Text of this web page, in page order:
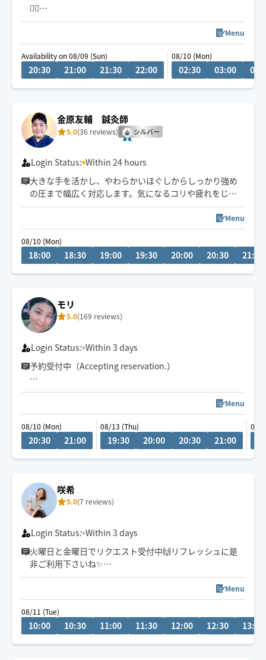
💆‍♂️
💬シフト外の日時やメニューのご相談はチャットにてお
問い合わせください。
調整可能な際は出来る限り対応させていただきます
※他店舗での勤務もあり、施術中は返信や承諾が遅くな
りますのでご了承ください🙇
Menu
Availability on 08/09 (Sun)
20:30 21:00 21:30 22:00
08/10 (Mon)
02:30 03:00
金原友輔 鍼灸師
5.0(36 reviews) シルバー
Login Status: Within 24 hours
大きな手を活かし、やわらかいほぐしからしっかり強め
の圧まで幅広く対応します。気になるコリや疲れをじっ
くり癒す施術が得意です。強さや重点箇所は遠慮なくお
伝えください。リラックスできる時間をご提供します。
訪問鍼灸やその他ホググ以外での施術中の場合、ご予約
の承認が遅れる場合がございます。
Menu
08/10 (Mon)
18:00 18:30 19:00 19:30 20:00 20:30 21:00
モリ
5.0(169 reviews)
Login Status: Within 3 days
予約受付中（Accepting reservation.）
車移動が主となっていますので、ご予約時に駐車場の情
報をいただけると大変助かります。
Menu
08/10 (Mon)
20:30 21:00
08/13 (Thu)
19:30 20:00 20:30 21:00
08/
咲希
5.0(7 reviews)
Login Status: Within 3 days
火曜日と金曜日でリクエスト受付中🙌リフレッシュに是
非ご利用下さいね✨
肩こり🍀腰痛🍀眼精疲労🍀足つぼ🐾オイルトリートメン
🚃移動です✨
リクエストお待ちしております(*^^*)
Menu
08/11 (Tue)
10:00 10:30 11:00 11:30 12:00 12:30 13:00